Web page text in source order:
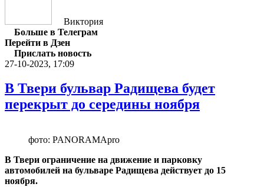
Виктория
Больше в Телеграм
Перейти в Дзен
Прислать новость
27-10-2023, 17:09
В Твери бульвар Радищева будет
перекрыт до середины ноября
фото: PANORAMApro
В Твери ограничение на движение и парковку
автомобилей на бульваре Радищева действует до 15
ноября.